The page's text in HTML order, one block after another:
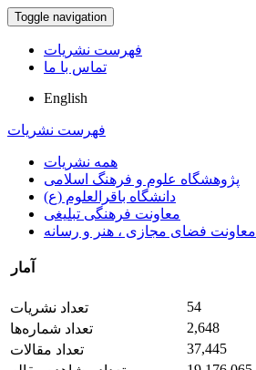
Toggle navigation
فهرست نشریات
تماس با ما
English
فهرست نشریات
همه نشریات
پژوهشگاه علوم و فرهنگ اسلامی
دانشگاه باقرالعلوم (ع)
معاونت فرهنگی تبلیغی
معاونت فضای مجازی ، هنر و رسانه
آمار
تعداد نشریات
54
تعداد شماره‌ها
2,648
تعداد مقالات
37,445